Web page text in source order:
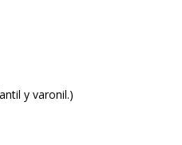
y varonil.)